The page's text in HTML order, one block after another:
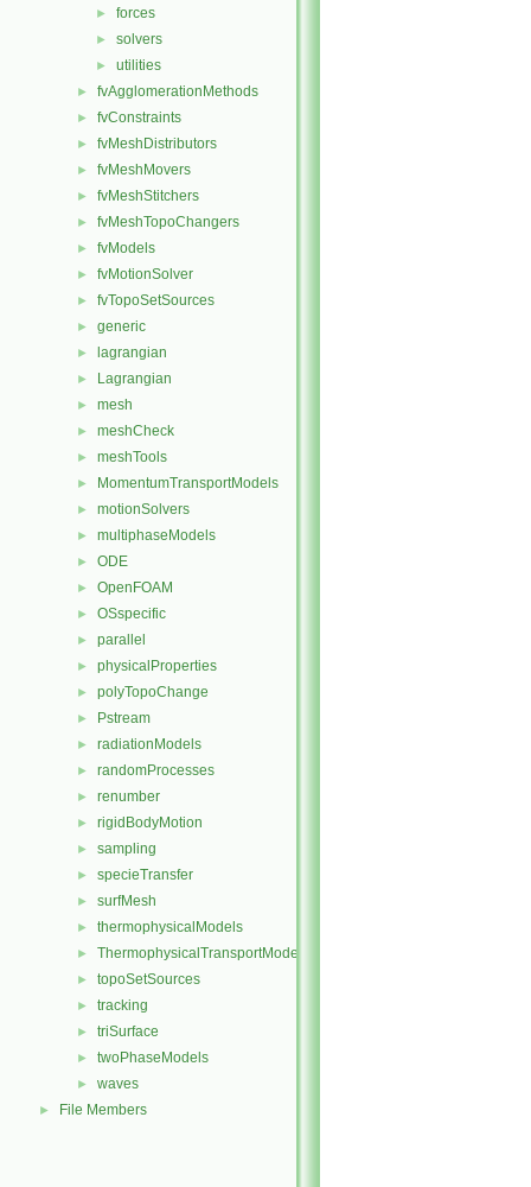
► forces
► solvers
► utilities
► fvAgglomerationMethods
► fvConstraints
► fvMeshDistributors
► fvMeshMovers
► fvMeshStitchers
► fvMeshTopoChangers
► fvModels
► fvMotionSolver
► fvTopoSetSources
► generic
► lagrangian
► Lagrangian
► mesh
► meshCheck
► meshTools
► MomentumTransportModels
► motionSolvers
► multiphaseModels
► ODE
► OpenFOAM
► OSspecific
► parallel
► physicalProperties
► polyTopoChange
► Pstream
► radiationModels
► randomProcesses
► renumber
► rigidBodyMotion
► sampling
► specieTransfer
► surfMesh
► thermophysicalModels
► ThermophysicalTransportModels
► topoSetSources
► tracking
► triSurface
► twoPhaseModels
► waves
► File Members